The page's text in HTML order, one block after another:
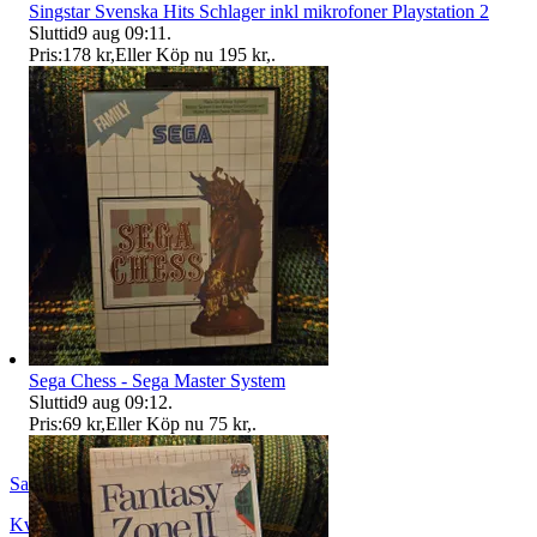
SandsOfTime
Kvänum
Sverige
Singstar Svenska Hits Schlager inkl mikrofoner Playstation 2
Sluttid9 aug 09:11 .
Pris:178 kr,Eller Köp nu 195 kr,.
Sega Chess - Sega Master System
Sluttid9 aug 09:12.
Pris:69 kr,Eller Köp nu 75 kr,.